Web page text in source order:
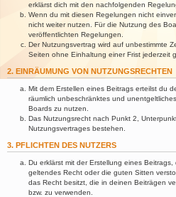
erklärst dich mit den nachfolgenden
Wenn du mit diesen Regelungen nicht
nicht weiter nutzen. Für die Nutzung des
veröffentlichten Regelungen.
Der Nutzungsvertrag wird auf unbestimmte
Seiten ohne Einhaltung einer Frist jederzeit
2. EINRÄUMUNG VON NUTZUNGSRECHTEN
Mit dem Erstellen eines Beitrags erteilst du
räumlich unbeschränktes und
Boards zu nutzen.
Das Nutzungsrecht nach Punkt 2,
Nutzungsvertrages bestehen.
3. PFLICHTEN DES NUTZERS
Du erklärst mit der Erstellung eines
geltendes Recht oder die guten Sitten
das Recht besitzt, die in deinen Beiträgen
bzw. zu verwenden.